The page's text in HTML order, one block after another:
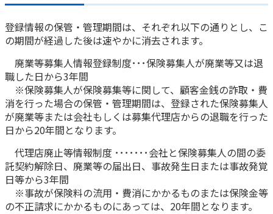
登録情報の保管・管理期間は、それぞれ以下の通りとし、こ
の期間が経過した後は速やかに消去されます。
廃業等募集人情報登録制度･･･保険募集人が廃業等又は退
職した日から3年間
※保険募集人が保険募集等に関して、顧客金銭の詐取・費
消を行った場合の保管・管理期間は、登録された保険募集人
が廃業等または会社もしくは募集代理店からの退職を行った
日から20年間となります。
代理店廃止等情報制度 ･･･････会社と保険募集人の間の委
託契約解除日、廃業等の届出日、事故発生日または事故発覚
日等から3年間
※事故が保険料の流用・費消にかかるものまたは保険金等
の不正請求にかかるものにあっては、20年間となります。